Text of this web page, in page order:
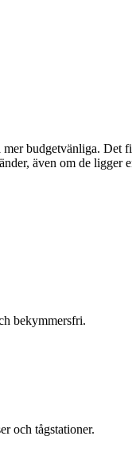
budgetvänliga. Det
även om de ligger
bekymmersfri.
och tågstationer.